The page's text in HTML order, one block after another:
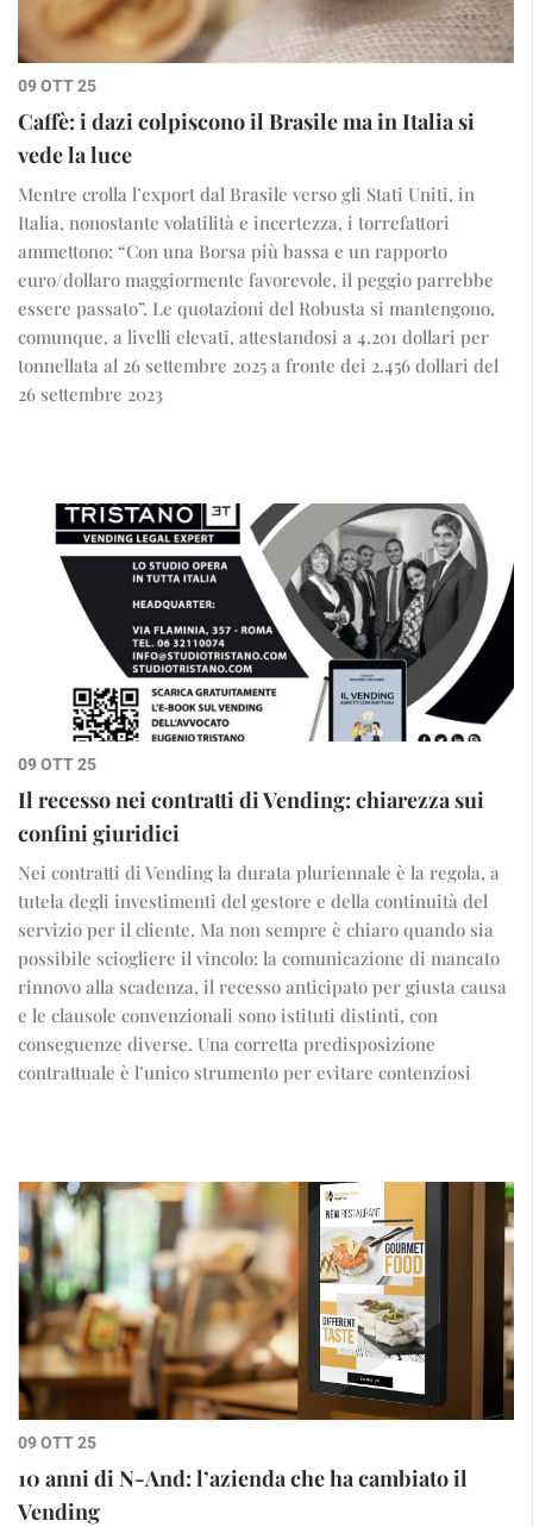
09 OTT 25
Caffè: i dazi colpiscono il Brasile ma in Italia si
vede la luce
Mentre crolla l’export dal Brasile verso gli Stati Uniti, in
Italia, nonostante volatilità e incertezza, i torrefattori
ammettono: “Con una Borsa più bassa e un rapporto
euro/dollaro maggiormente favorevole, il peggio parrebbe
essere passato”. Le quotazioni del Robusta si mantengono,
comunque, a livelli elevati, attestandosi a 4.201 dollari per
tonnellata al 26 settembre 2025 a fronte dei 2.456 dollari del
26 settembre 2023
09 OTT 25
Il recesso nei contratti di Vending: chiarezza sui
confini giuridici
Nei contratti di Vending la durata pluriennale è la regola, a
tutela degli investimenti del gestore e della continuità del
servizio per il cliente. Ma non sempre è chiaro quando sia
possibile sciogliere il vincolo: la comunicazione di mancato
rinnovo alla scadenza, il recesso anticipato per giusta causa
e le clausole convenzionali sono istituti distinti, con
conseguenze diverse. Una corretta predisposizione
contrattuale è l’unico strumento per evitare contenziosi
09 OTT 25
10 anni di N-And: l’azienda che ha cambiato il
Vending